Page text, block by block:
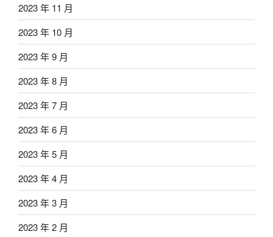
2023 年 11 月
2023 年 10 月
2023 年 9 月
2023 年 8 月
2023 年 7 月
2023 年 6 月
2023 年 5 月
2023 年 4 月
2023 年 3 月
2023 年 2 月